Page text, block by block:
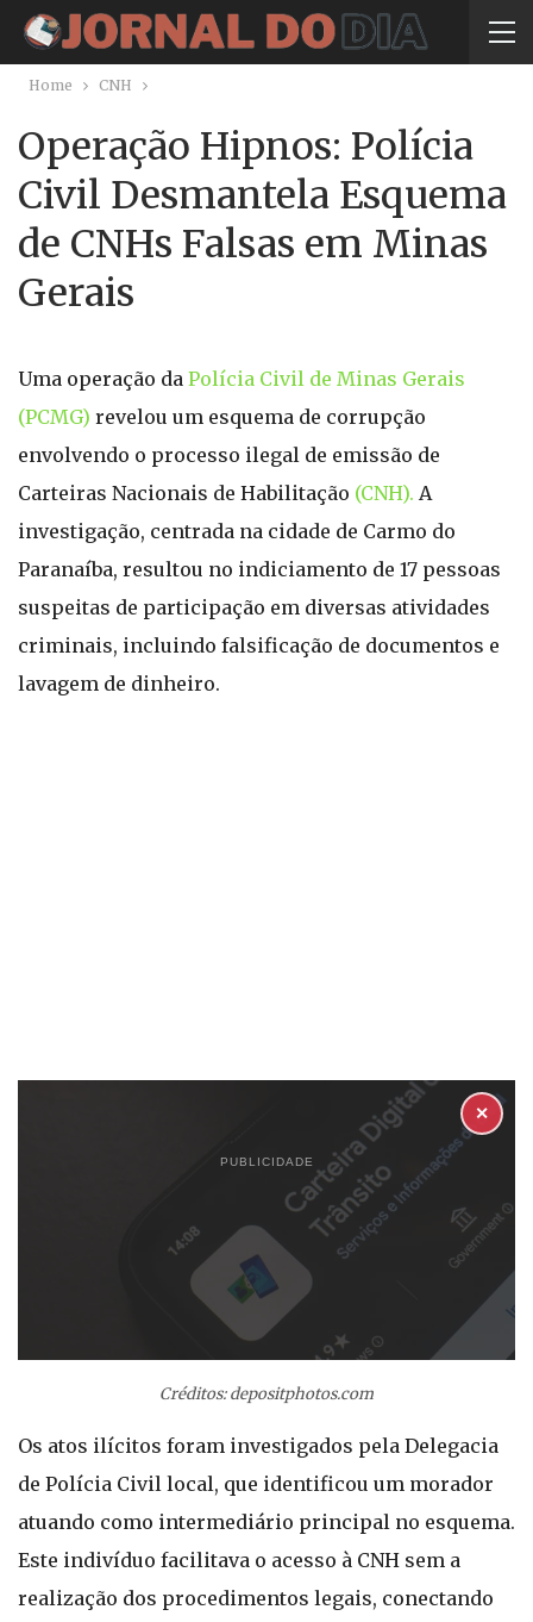
Home CNH
Operação Hipnos: Polícia
Civil Desmantela Esquema
de CNHs Falsas em Minas
Gerais
Uma operação da Polícia Civil de Minas Gerais
(PCMG) revelou um esquema de corrupção
envolvendo o processo ilegal de emissão de
Carteiras Nacionais de Habilitação (CNH). A
investigação, centrada na cidade de Carmo do
Paranaíba, resultou no indiciamento de 17 pessoas
suspeitas de participação em diversas atividades
criminais, incluindo falsificação de documentos e
lavagem de dinheiro.
PUBLICIDADE
✕
Créditos: depositphotos.com
Os atos ilícitos foram investigados pela Delegacia
de Polícia Civil local, que identificou um morador
atuando como intermediário principal no esquema.
Este indivíduo facilitava o acesso à CNH sem a
realização dos procedimentos legais, conectando